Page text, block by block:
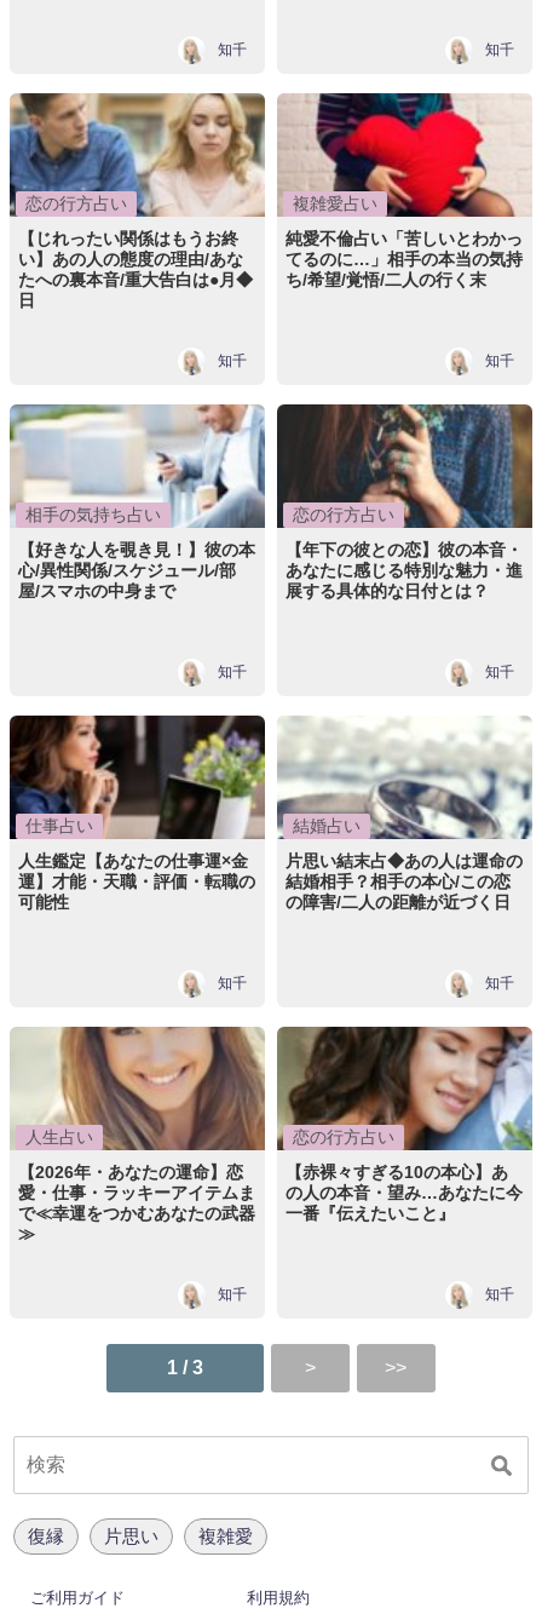
知千 知千
恋の行方占い
【じれったい関係はもうお終
い】あの人の態度の理由/あな
たへの裏本音/重大告白は●月◆
日
知千
複雑愛占い
純愛不倫占い「苦しいとわかっ
てるのに…」相手の本当の気持
ち/希望/覚悟/二人の行く末
知千
相手の気持ち占い
【好きな人を覗き見！】彼の本
心/異性関係/スケジュール/部
屋/スマホの中身まで
知千
恋の行方占い
【年下の彼との恋】彼の本音・
あなたに感じる特別な魅力・進
展する具体的な日付とは？
知千
仕事占い
人生鑑定【あなたの仕事運×金
運】才能・天職・評価・転職の
可能性
知千
結婚占い
片思い結末占◆あの人は運命の
結婚相手？相手の本心/この恋
の障害/二人の距離が近づく日
知千
人生占い
【2026年・あなたの運命】恋
愛・仕事・ラッキーアイテムま
で≪幸運をつかむあなたの武器
≫
知千
恋の行方占い
【赤裸々すぎる10の本心】あ
の人の本音・望み…あなたに今
一番『伝えたいこと』
知千
1 / 3
復縁 片思い 複雑愛
ご利用ガイド 利用規約